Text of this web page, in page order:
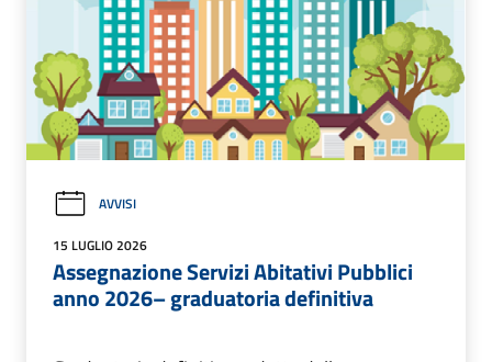
AVVISI
15 LUGLIO 2026
Assegnazione Servizi Abitativi Pubblici
anno 2026– graduatoria definitiva